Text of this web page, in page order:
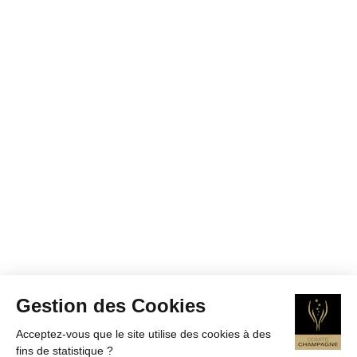
Gestion des Cookies
Acceptez-vous que le site utilise des cookies à des
fins de statistique ?